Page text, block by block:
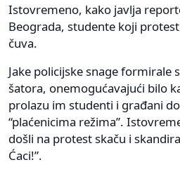
Istovremeno, kako javlja
Beograda, studente koji
čuva.
Jake policijske snage formirale
šatora, onemogućavajući bilo
prolazu im studenti i građani
“plaćenicima režima”.
došli na protest skaču i
Ćaci!”.